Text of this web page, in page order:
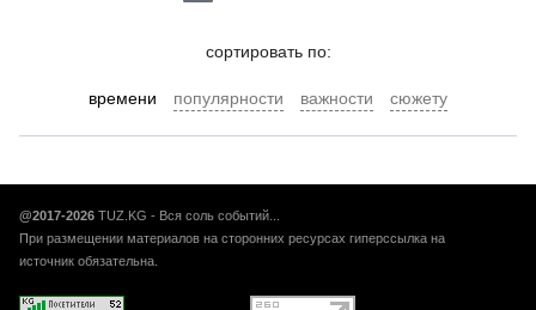
cортировать по:
времени популярности важности сюжету
@2017-2026 TUZ.KG - Вся соль событий...
При размещении материалов на сторонних ресурсах гиперссылка на
источник обязательна.